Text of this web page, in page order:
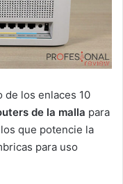
de los enlaces 10
de la malla para
que potencie la
para uso